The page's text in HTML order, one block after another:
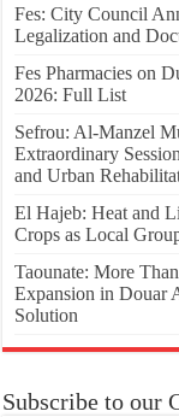
Fes: City Council
Legalization and
Fes Pharmacies on
2026: Full List
Sefrou: Al-Manzel
Extraordinary
and Urban
El Hajeb: Heat and
Crops as Local
Taounate: More
Expansion in Douar
Solution
Subscribe to our